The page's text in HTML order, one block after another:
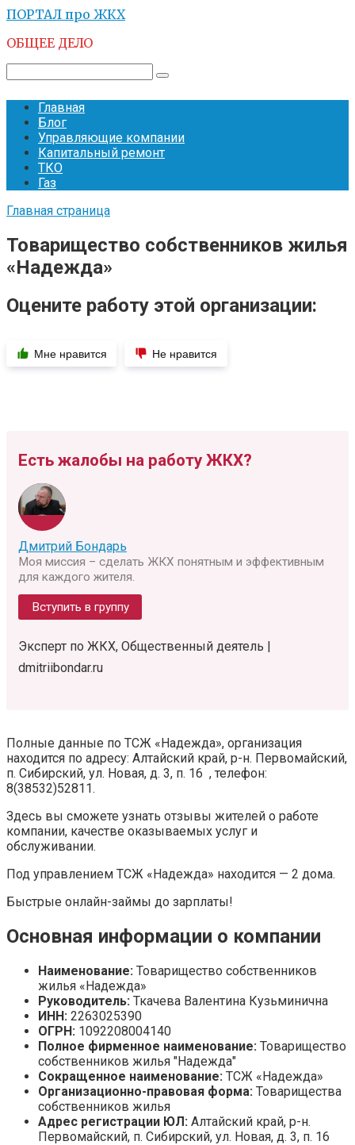
Перейти
контенту
ПОРТАЛ про ЖКХ
ОБЩЕЕ ДЕЛО
Главная
Блог
Управляющие компании
Капитальный ремонт
ТКО
Газ
Главная страница
Товарищество собственников жилья
«Надежда»
Оцените работу этой организации:
Мне нравится Не нравится
Есть жалобы на работу ЖКХ?
Дмитрий Бондарь
Моя миссия – сделать ЖКХ понятным и эффективным
для каждого жителя.
Вступить в группу
Эксперт по ЖКХ, Общественный деятель |
dmitriibondar.ru
Полные данные по ТСЖ «Надежда», организация
находится по адресу: Алтайский край, р-н. Первомайский,
п. Сибирский, ул. Новая, д. 3, п. 16 , телефон:
8(38532)52811.
Здесь вы сможете узнать отзывы жителей о работе
компании, качестве оказываемых услуг и
обслуживании.
Под управлением ТСЖ «Надежда» находится — 2 дома.
Быстрые онлайн-займы до зарплаты!
Основная информации о компании
Наименование: Товарищество собственников
жилья «Надежда»
Руководитель: Ткачева Валентина Кузьминична
ИНН: 2263025390
ОГРН: 1092208004140
Полное фирменное наименование: Товарищество
собственников жилья "Надежда"
Сокращенное наименование: ТСЖ «Надежда»
Организационно-правовая форма: Товарищества
собственников жилья
Адрес регистрации ЮЛ: Алтайский край, р-н.
Первомайский, п. Сибирский, ул. Новая, д. 3, п. 16